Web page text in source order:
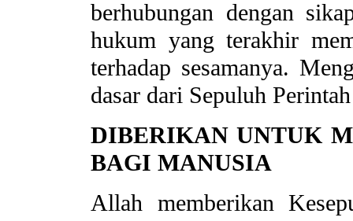
berhubungan dengan
hukum yang terakhir
terhadap sesamanya.
dasar dari Sepuluh
DIBERIKAN UNTUK
BAGI MANUSIA
Allah memberikan